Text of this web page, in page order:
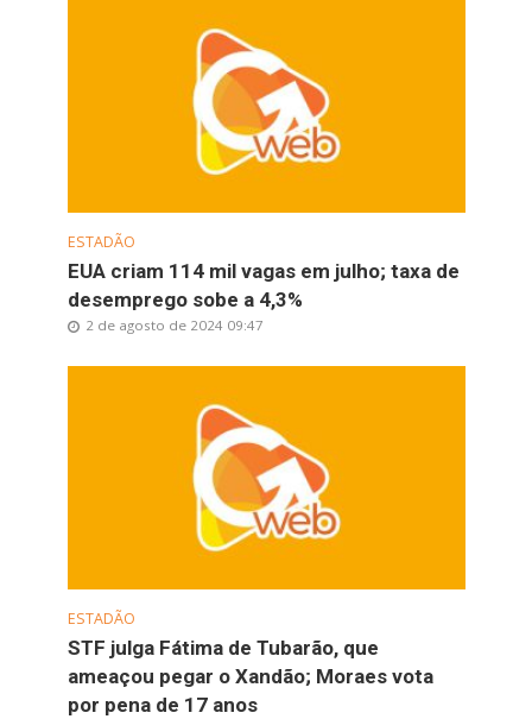
ESTADÃO
EUA criam 114 mil vagas em julho; taxa de
desemprego sobe a 4,3%
2 de agosto de 2024 09:47
ESTADÃO
STF julga Fátima de Tubarão, que
ameaçou pegar o Xandão; Moraes vota
por pena de 17 anos